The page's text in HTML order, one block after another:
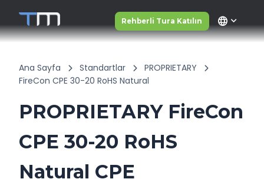
Rehberli Tura Katılın language
Ana Sayfa Standartlar
PROPRIETARY
FireCon CPE 30-20 RoHS Natural
PROPRIETARY FireCon
CPE 30-20 RoHS
Natural CPE